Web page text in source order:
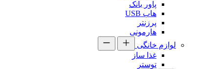
پاور بانک
هاب USB
پرزنتر
هارمونی
لوازم خانگی
غذا ساز
توستر